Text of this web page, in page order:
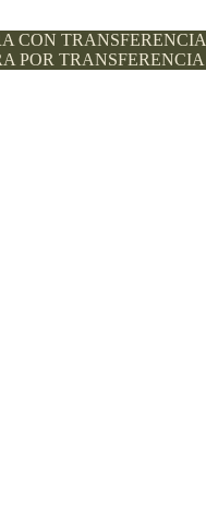
CON TRANSFERENCIA
POR TRANSFERENCIA